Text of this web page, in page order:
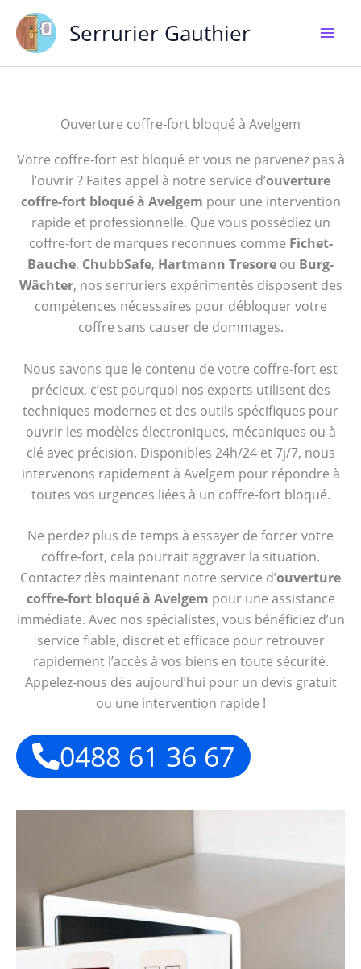
contenu
Serrurier Gauthier
Ouverture coffre-fort bloqué à Avelgem
Votre coffre-fort est bloqué et vous ne parvenez pas à
l’ouvrir ? Faites appel à notre service d’ouverture
coffre-fort bloqué à Avelgem pour une intervention
rapide et professionnelle. Que vous possédiez un
coffre-fort de marques reconnues comme Fichet-
Bauche, ChubbSafe, Hartmann Tresore ou Burg-
Wächter, nos serruriers expérimentés disposent des
compétences nécessaires pour débloquer votre
coffre sans causer de dommages.
Nous savons que le contenu de votre coffre-fort est
précieux, c’est pourquoi nos experts utilisent des
techniques modernes et des outils spécifiques pour
ouvrir les modèles électroniques, mécaniques ou à
clé avec précision. Disponibles 24h/24 et 7j/7, nous
intervenons rapidement à Avelgem pour répondre à
toutes vos urgences liées à un coffre-fort bloqué.
Ne perdez plus de temps à essayer de forcer votre
coffre-fort, cela pourrait aggraver la situation.
Contactez dès maintenant notre service d’ouverture
coffre-fort bloqué à Avelgem pour une assistance
immédiate. Avec nos spécialistes, vous bénéficiez d’un
service fiable, discret et efficace pour retrouver
rapidement l’accès à vos biens en toute sécurité.
Appelez-nous dès aujourd’hui pour un devis gratuit
ou une intervention rapide !
0488 61 36 67